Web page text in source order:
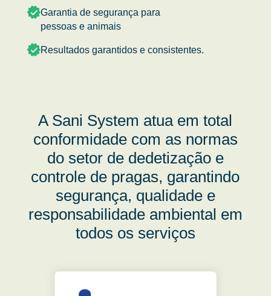
Garantia de segurança para
pessoas e animais
Resultados garantidos e consistentes.
A Sani System atua em total
conformidade com as normas
do setor de dedetização e
controle de pragas, garantindo
segurança, qualidade e
responsabilidade ambiental em
todos os serviços